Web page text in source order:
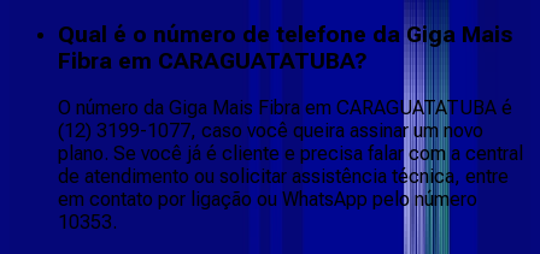
Qual é o número de telefone da Giga Mais
Fibra em CARAGUATATUBA?
O número da Giga Mais Fibra em CARAGUATATUBA é
(12) 3199-1077, caso você queira assinar um novo
plano. Se você já é cliente e precisa falar com a central
de atendimento ou solicitar assistência técnica, entre
em contato por ligação ou WhatsApp pelo número
10353.